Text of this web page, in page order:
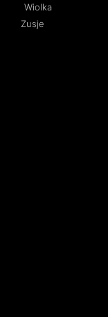
Wiolka
Zusje